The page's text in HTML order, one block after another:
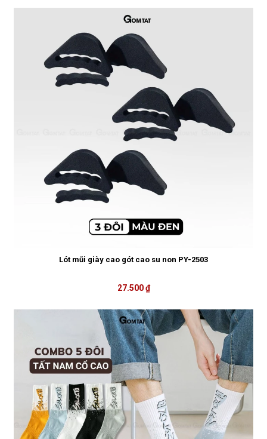
Lót mũi giày cao gót cao su non PY-2503
27.500 ₫